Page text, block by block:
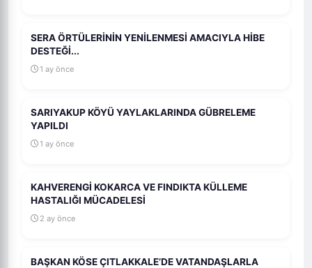
SERA ÖRTÜLERİNİN YENİLENMESİ AMACIYLA HİBE
DESTEĞİ...
1 ay önce
SARIYAKUP KÖYÜ YAYLAKLARINDA GÜBRELEME
YAPILDI
1 ay önce
KAHVERENGİ KOKARCA VE FINDIKTA KÜLLEME
HASTALIĞI MÜCADELESİ
2 ay önce
BAŞKAN KÖSE ÇITLAKKALE’DE VATANDAŞLARLA